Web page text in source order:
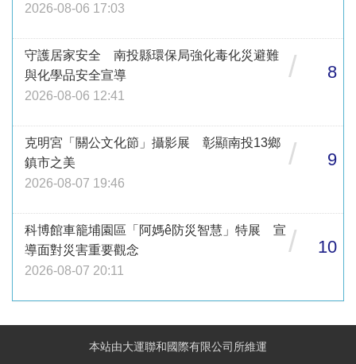
2026-08-06 17:03
守護居家安全 南投縣環保局強化毒化災避難
與化學品安全宣導
2026-08-06 12:41
/ 8
克明宮「關公文化節」攝影展 彰顯南投13鄉
鎮市之美
2026-08-07 19:46
/ 9
科博館車籠埔園區「阿媽ê防災智慧」特展 宣
導面對災害重要觀念
2026-08-07 20:11
/ 10
本站由大運聯和國際有限公司所維運